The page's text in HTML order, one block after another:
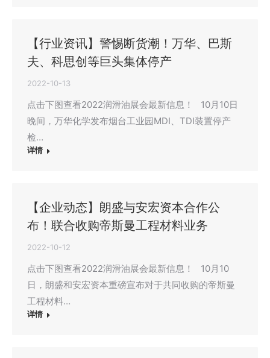
【行业资讯】警惕断货潮！万华、巴斯
夫、科思创等巨头集体停产
2022-10-13
点击下图查看2022润滑油展会最新信息！ 10月10日
晚间，万华化学发布烟台工业园MDI、TDI装置停产
检…
详情
【企业动态】朗盛与安宏资本合作公
布！联合收购帝斯曼工程材料业务
2022-10-12
点击下图查看2022润滑油展会最新信息！ 10月10
日，朗盛和安宏资本重磅宣布对于共同收购的帝斯曼
工程材料…
详情